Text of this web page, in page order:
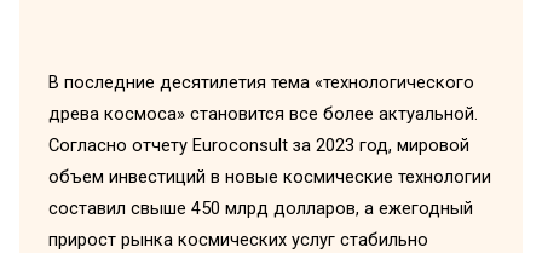
В последние десятилетия тема «технологического
древа космоса» становится все более актуальной.
Согласно отчету Euroconsult за 2023 год, мировой
объем инвестиций в новые космические технологии
составил свыше 450 млрд долларов, а ежегодный
прирост рынка космических услуг стабильно